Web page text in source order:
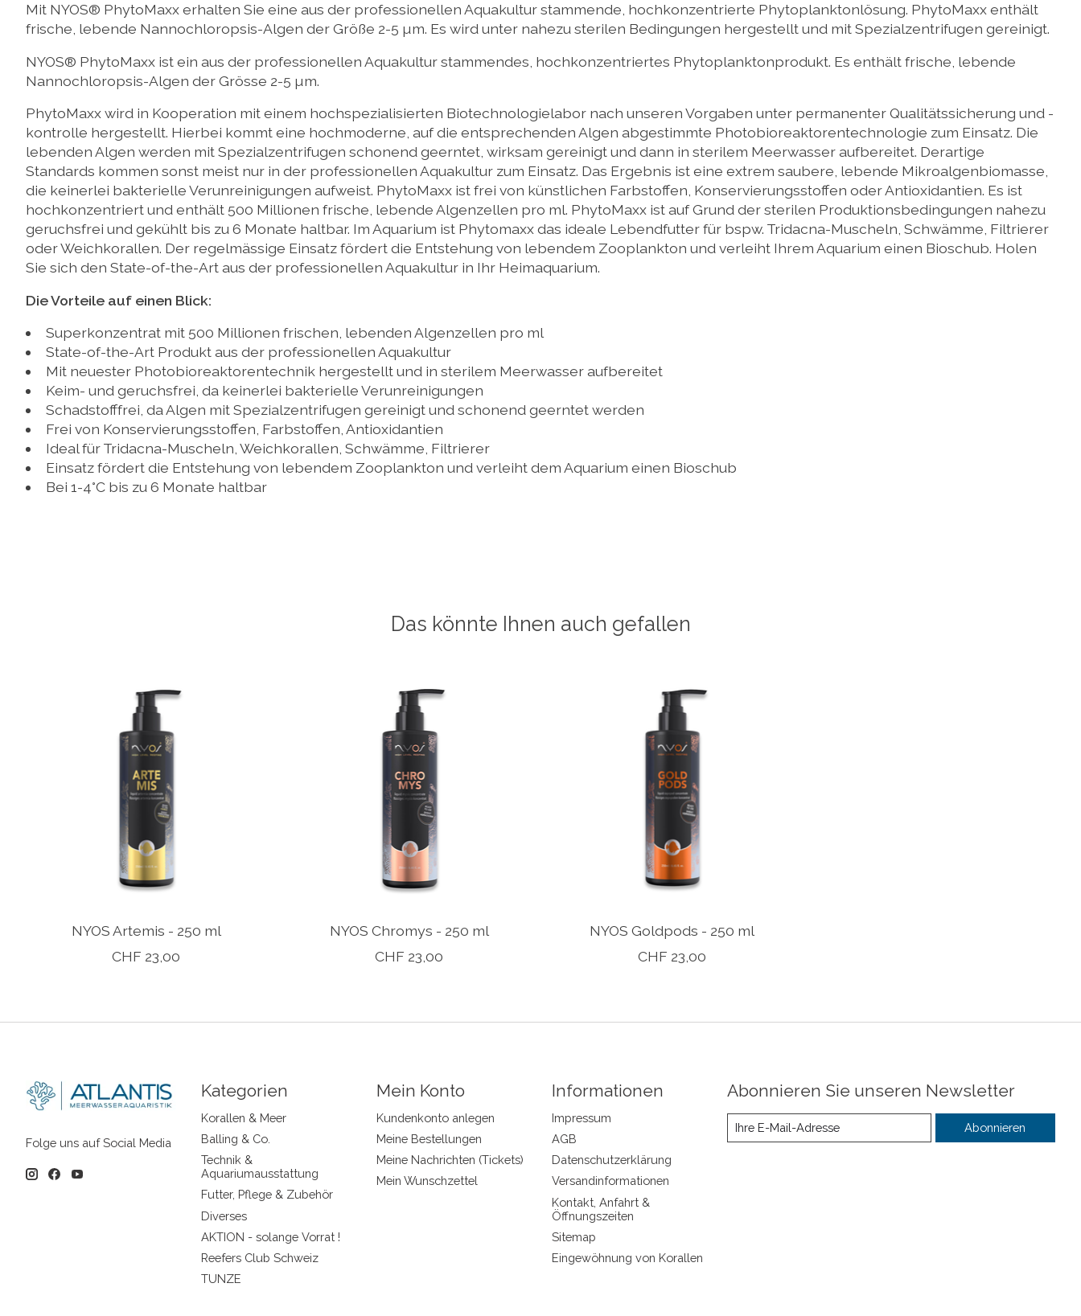
Mit NYOS® PhytoMaxx erhalten Sie eine aus der professionellen Aquakultur stammende, hochkonzentrierte Phytoplanktonlösung. PhytoMaxx enthält
frische, lebende Nannochloropsis-Algen der Größe 2-5 µm. Es wird unter nahezu sterilen Bedingungen hergestellt und mit Spezialzentrifugen gereinigt.
NYOS® PhytoMaxx ist ein aus der professionellen Aquakultur stammendes, hochkonzentriertes Phytoplanktonprodukt. Es enthält frische, lebende
Nannochloropsis-Algen der Grösse 2-5 µm.
PhytoMaxx wird in Kooperation mit einem hochspezialisierten Biotechnologielabor nach unseren Vorgaben unter permanenter Qualitätssicherung und -
kontrolle hergestellt. Hierbei kommt eine hochmoderne, auf die entsprechenden Algen abgestimmte Photobioreaktorentechnologie zum Einsatz. Die
lebenden Algen werden mit Spezialzentrifugen schonend geerntet, wirksam gereinigt und dann in sterilem Meerwasser aufbereitet. Derartige
Standards kommen sonst meist nur in der professionellen Aquakultur zum Einsatz. Das Ergebnis ist eine extrem saubere, lebende Mikroalgenbiomasse,
die keinerlei bakterielle Verunreinigungen aufweist. PhytoMaxx ist frei von künstlichen Farbstoffen, Konservierungsstoffen oder Antioxidantien. Es ist
hochkonzentriert und enthält 500 Millionen frische, lebende Algenzellen pro ml. PhytoMaxx ist auf Grund der sterilen Produktionsbedingungen nahezu
geruchsfrei und gekühlt bis zu 6 Monate haltbar. Im Aquarium ist Phytomaxx das ideale Lebendfutter für bspw. Tridacna-Muscheln, Schwämme, Filtrierer
oder Weichkorallen. Der regelmässige Einsatz fördert die Entstehung von lebendem Zooplankton und verleiht Ihrem Aquarium einen Bioschub. Holen
Sie sich den State-of-the-Art aus der professionellen Aquakultur in Ihr Heimaquarium.
Die Vorteile auf einen Blick:
Superkonzentrat mit 500 Millionen frischen, lebenden Algenzellen pro ml
State-of-the-Art Produkt aus der professionellen Aquakultur
Mit neuester Photobioreaktorentechnik hergestellt und in sterilem Meerwasser aufbereitet
Keim- und geruchsfrei, da keinerlei bakterielle Verunreinigungen
Schadstofffrei, da Algen mit Spezialzentrifugen gereinigt und schonend geerntet werden
Frei von Konservierungsstoffen, Farbstoffen, Antioxidantien
Ideal für Tridacna-Muscheln, Weichkorallen, Schwämme, Filtrierer
Einsatz fördert die Entstehung von lebendem Zooplankton und verleiht dem Aquarium einen Bioschub
Bei 1-4°C bis zu 6 Monate haltbar
Das könnte Ihnen auch gefallen
NYOS Artemis - 250 ml
CHF 23,00
NYOS Chromys - 250 ml
CHF 23,00
NYOS Goldpods - 250 ml
CHF 23,00
Folge uns auf Social Media
Kategorien
Korallen & Meer
Balling & Co.
Technik &
Aquariumausstattung
Futter, Pflege & Zubehör
Diverses
AKTION - solange Vorrat !
Reefers Club Schweiz
TUNZE
Mein Konto
Kundenkonto anlegen
Meine Bestellungen
Meine Nachrichten (Tickets)
Mein Wunschzettel
Informationen
Impressum
AGB
Datenschutzerklärung
Versandinformationen
Kontakt, Anfahrt &
Öffnungszeiten
Sitemap
Eingewöhnung von Korallen
Abonnieren Sie unseren Newsletter
Abonnieren